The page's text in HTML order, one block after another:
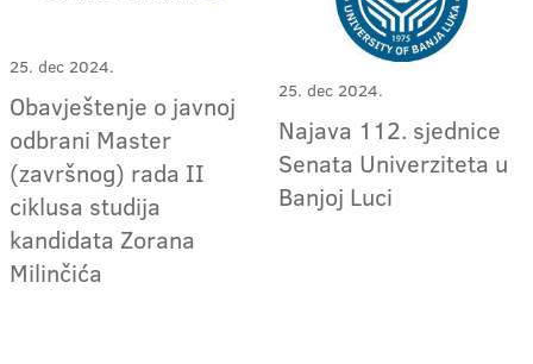
25. dec 2024.
Obavještenje o javnoj
odbrani Master
(završnog) rada II
ciklusa studija
kandidata Zorana
Milinčića
25. dec 2024.
Najava 112. sjednice
Senata Univerziteta u
Banjoj Luci